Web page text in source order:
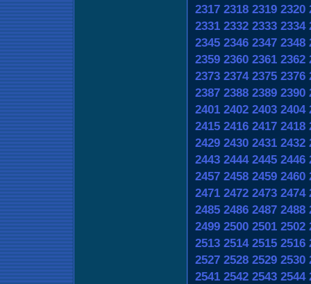
2317 2318 2319 2320
2331 2332 2333 2334
2345 2346 2347 2348
2359 2360 2361 2362
2373 2374 2375 2376
2387 2388 2389 2390
2401 2402 2403 2404
2415 2416 2417 2418
2429 2430 2431 2432
2443 2444 2445 2446
2457 2458 2459 2460
2471 2472 2473 2474
2485 2486 2487 2488
2499 2500 2501 2502
2513 2514 2515 2516
2527 2528 2529 2530
2541 2542 2543 2544